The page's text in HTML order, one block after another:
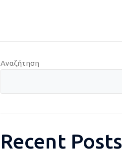
Αναζήτηση
Recent Posts